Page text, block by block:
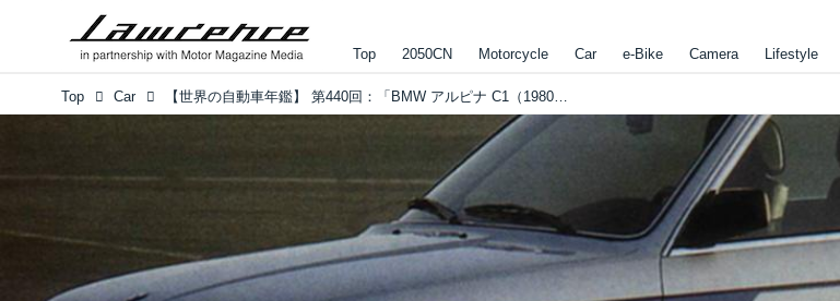
Top 2050CN Motorcycle Car e-Bike Camera Lifestyle
Top Car 【世界の自動車年鑑】 第440回：「BMW アルピナ C1（1980年）」